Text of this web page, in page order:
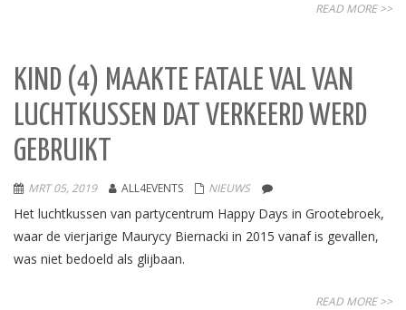
READ MORE >>
KIND (4) MAAKTE FATALE VAL VAN
LUCHTKUSSEN DAT VERKEERD WERD
GEBRUIKT
MRT 05, 2019 ALL4EVENTS NIEUWS
Het luchtkussen van partycentrum Happy Days in Grootebroek,
waar de vierjarige Maurycy Biernacki in 2015 vanaf is gevallen,
was niet bedoeld als glijbaan.
READ MORE >>